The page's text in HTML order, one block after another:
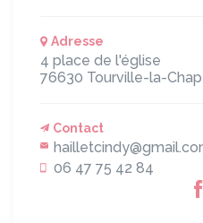
Adresse
4 place de l'église
76630 Tourville-la-
Contact
06 47 75 42 84